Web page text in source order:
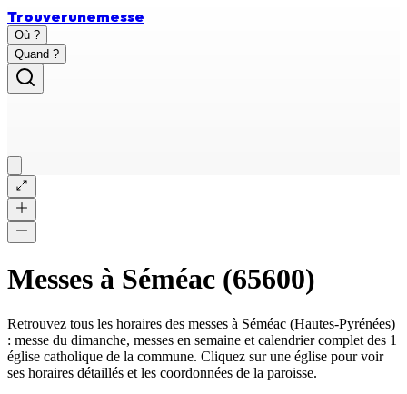
Trouverunemesse
Où ?
Quand ?
Messes à Séméac (65600)
Retrouvez tous les horaires des messes à Séméac (Hautes-Pyrénées)
: messe du dimanche, messes en semaine et calendrier complet des 1
église catholique de la commune. Cliquez sur une église pour voir
ses horaires détaillés et les coordonnées de la paroisse.